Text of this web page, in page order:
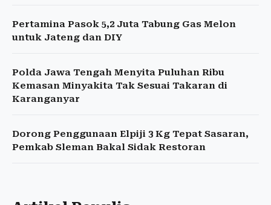
Pertamina Pasok 5,2 Juta Tabung Gas Melon
untuk Jateng dan DIY
Polda Jawa Tengah Menyita Puluhan Ribu
Kemasan Minyakita Tak Sesuai Takaran di
Karanganyar
Dorong Penggunaan Elpiji 3 Kg Tepat Sasaran,
Pemkab Sleman Bakal Sidak Restoran